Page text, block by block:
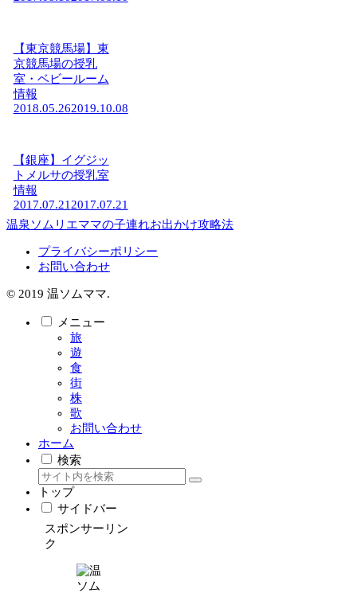
【東京競馬場】東
京競馬場の授乳
室・ベビールーム
情報
2018.05.262019.10.08
【銀座】イグジッ
トメルサの授乳室
情報
2017.07.212017.07.21
温泉ソムリエママの子連れお出かけ攻略法
プライバシーポリシー
お問い合わせ
© 2019 温ソムママ.
メニュー
旅
遊
食
街
株
歌
お問い合わせ
ホーム
検索
トップ
サイドバー
スポンサーリン
ク